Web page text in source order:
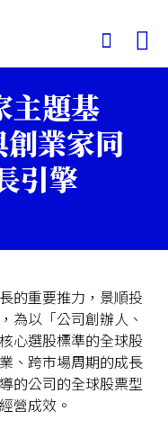
主題基
業家同
引擎
的重要推力，景順投
為以「公司創辦人、
心選股標準的全球股
、跨市場周期的成長
的公司的全球股票型
營成效。